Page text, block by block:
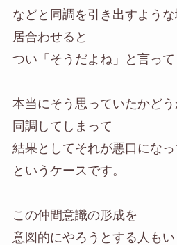
などと同調を引き出すような
居合わせると
つい「そうだよね」と言って
本当にそう思っていたかど
同調してしまって
結果としてそれが悪口になっ
というケースです。
この仲間意識の形成を
意図的にやろうとする人もい